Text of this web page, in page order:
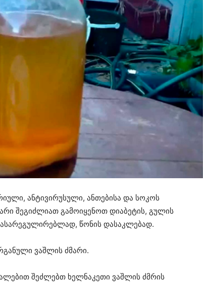
ანტივირუსული, ანთებისა და სოკოს
შეგიძლიათ გამოიყენოთ დიაბეტის, გულის
წონის დასაკლებად.
ვაშლის ძმარი.
შეძლებთ ხელნაკეთი ვაშლის ძმრის